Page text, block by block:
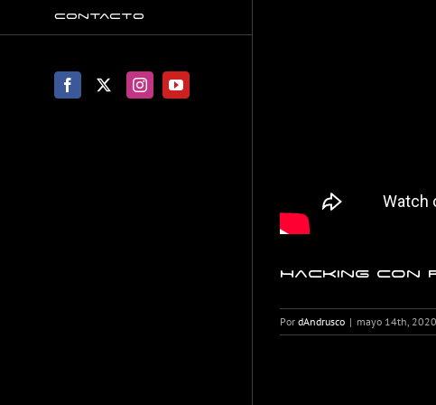
Contacto
Facebook
X InstagramYouTube
Hacking con
Por dAndrusco | mayo 14th, 2020